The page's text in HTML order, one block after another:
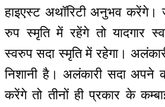
हाइएस्ट अथॉरिटी अनुभव करेंगे।
रुप स्मृति में रहेंगे तो यादगार
स्वरुप सदा स्मृति में रहेगा।
निशानी है। अलंकारी सदा अपने
करेंगे तो तीनों ही प्रकार के